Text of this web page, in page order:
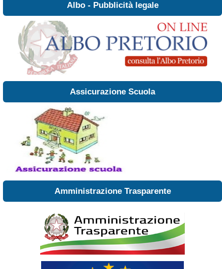
Albo - Pubblicità legale
Assicurazione Scuola
Amministrazione Trasparente